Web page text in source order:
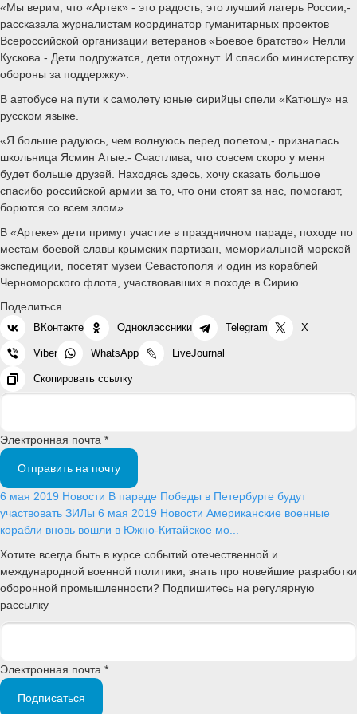
«Мы верим, что «Артек» - это радость, это лучший лагерь России,-
рассказала журналистам координатор гуманитарных проектов
Всероссийской организации ветеранов «Боевое братство» Нелли
Кускова.- Дети подружатся, дети отдохнут. И спасибо министерству
обороны за поддержку».
В автобусе на пути к самолету юные сирийцы спели «Катюшу» на
русском языке.
«Я больше радуюсь, чем волнуюсь перед полетом,- призналась
школьница Ясмин Атые.- Счастлива, что совсем скоро у меня
будет больше друзей. Находясь здесь, хочу сказать большое
спасибо российской армии за то, что они стоят за нас, помогают,
борются со всем злом».
В «Артеке» дети примут участие в праздничном параде, походе по
местам боевой славы крымских партизан, мемориальной морской
экспедиции, посетят музеи Севастополя и один из кораблей
Черноморского флота, участвовавших в походе в Сирию.
Поделиться
ВКонтакте Одноклассники Telegram X
Viber WhatsApp LiveJournal
Скопировать ссылку
Электронная почта *
Отправить на почту
6 мая 2019 Новости В параде Победы в Петербурге будут
участвовать ЗИЛы 6 мая 2019 Новости Американские военные
корабли вновь вошли в Южно-Китайское мо...
Хотите всегда быть в курсе событий отечественной и
международной военной политики, знать про новейшие разработки
оборонной промышленности? Подпишитесь на регулярную
рассылку
Электронная почта *
Подписаться